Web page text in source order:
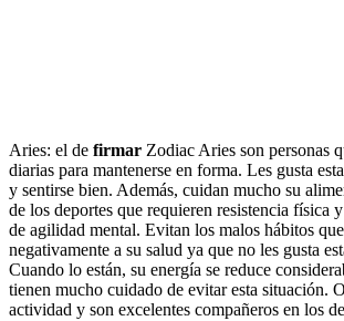
Aries: el de firmar Zodiac Aries son personas
diarias para mantenerse en forma. Les gusta
y sentirse bien. Además, cuidan mucho su
de los deportes que requieren resistencia física
de agilidad mental. Evitan los malos hábitos
negativamente a su salud ya que no les gusta
Cuando lo están, su energía se reduce
tienen mucho cuidado de evitar esta situación.
actividad y son excelentes compañeros en los